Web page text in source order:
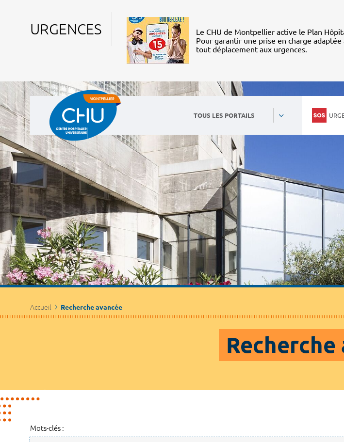
URGENCES
Le CHU de Montpellier active le Plan
Pour garantir une prise en charge
tout déplacement aux urgences.
TOUS LES PORTAILS
Accueil Recherche avancée
Recherche
Mots-clés :